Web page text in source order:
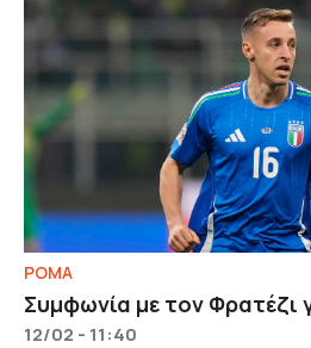
ΡΟΜΑ
Συμφωνία με τον Φρατέζι
12/02 - 11:40